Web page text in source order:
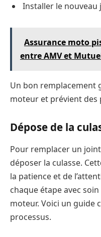
Installer le
Assurance moto
entre AMV et
Un bon remplacement
moteur et prévient des
Dépose de la
Pour remplacer un
déposer la culasse.
la patience et de
chaque étape avec
moteur. Voici un guide
processus.